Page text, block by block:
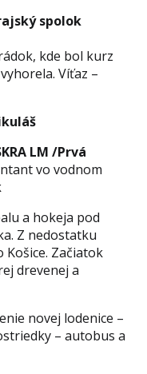
spolok
kde bol kurz
Víťaz –
LM /Prvá
vo vodnom
a hokeja pod
Z nedostatku
Začiatok
drevenej a
novej lodenice –
– autobus a